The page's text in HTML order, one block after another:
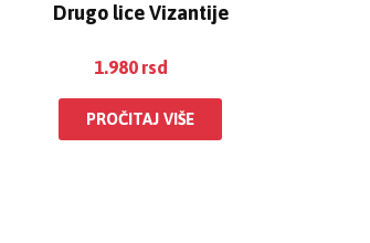
Drugo lice Vizantije
1.980 rsd
PROČITAJ VIŠE